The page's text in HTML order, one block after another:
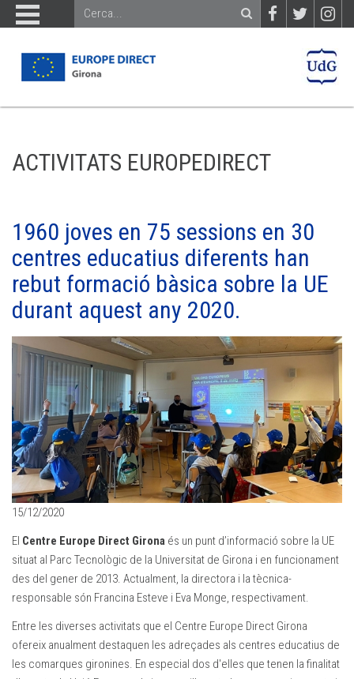
ACTIVITATS EUROPEDIRECT
1960 joves en 75 sessions en 30
centres educatius diferents han
rebut formació bàsica sobre la UE
durant aquest any 2020.
15/12/2020
El Centre Europe Direct Girona és un punt d’informació sobre la UE
situat al Parc Tecnològic de la Universitat de Girona i en funcionament
des del gener de 2013. Actualment, la directora i la tècnica-
responsable són Francina Esteve i Eva Monge, respectivament.
Entre les diverses activitats que el Centre Europe Direct Girona
ofereix anualment destaquen les adreçades als centres educatius de
les comarques gironines. En especial dos d'elles que tenen la finalitat